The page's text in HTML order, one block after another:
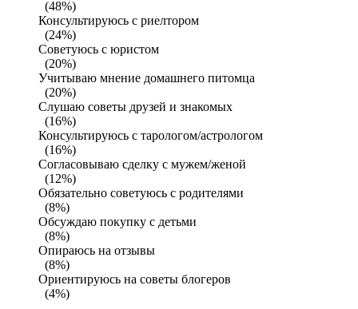
(48%)
Консультируюсь с риелтором
(24%)
Советуюсь с юристом
(20%)
Учитываю мнение домашнего питомца
(20%)
Слушаю советы друзей и знакомых
(16%)
Консультируюсь с тарологом/астрологом
(16%)
Согласовываю сделку с мужем/женой
(12%)
Обязательно советуюсь с родителями
(8%)
Обсуждаю покупку с детьми
(8%)
Опираюсь на отзывы
(8%)
Ориентируюсь на советы блогеров
(4%)